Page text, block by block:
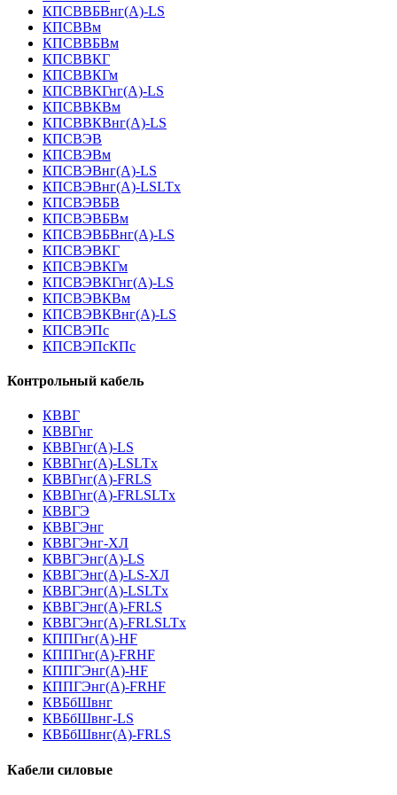
КПСВВБВнг(А)-LS
КПСВВм
КПСВВБВм
КПСВВКГ
КПСВВКГм
КПСВВКГнг(А)-LS
КПСВВКВм
КПСВВКВнг(А)-LS
КПСВЭВ
КПСВЭВм
КПСВЭВнг(А)-LS
КПСВЭВнг(А)-LSLTx
КПСВЭВБВ
КПСВЭВБВм
КПСВЭВБВнг(А)-LS
КПСВЭВКГ
КПСВЭВКГм
КПСВЭВКГнг(А)-LS
КПСВЭВКВм
КПСВЭВКВнг(А)-LS
КПСВЭПс
КПСВЭПсКПс
Контрольный кабель
КВВГ
КВВГнг
КВВГнг(А)-LS
КВВГнг(А)-LSLTx
КВВГнг(А)-FRLS
КВВГнг(А)-FRLSLTx
КВВГЭ
КВВГЭнг
КВВГЭнг-ХЛ
КВВГЭнг(А)-LS
КВВГЭнг(А)-LS-ХЛ
КВВГЭнг(А)-LSLTx
КВВГЭнг(А)-FRLS
КВВГЭнг(А)-FRLSLTx
КППГнг(А)-HF
КППГнг(А)-FRHF
КППГЭнг(А)-HF
КППГЭнг(А)-FRHF
КВБбШвнг
КВБбШвнг-LS
КВБбШвнг(А)-FRLS
Кабели силовые